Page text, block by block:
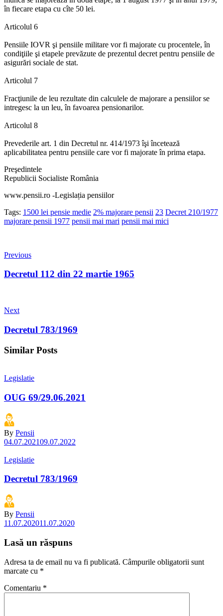
în fiecare etapa cu cîte 50 lei.
Articolul 6
Pensiile IOVR şi pensiile militare vor fi majorate cu procentele, în
condiţiile şi etapele prevăzute de prezentul decret pentru pensiile de
asigurări sociale de stat.
Articolul 7
Fracţiunile de leu rezultate din calculele de majorare a pensiilor se
intregesc la un leu, în favoarea pensionarilor.
Articolul 8
Prevederile art. 1 din Decretul nr. 414/1973 îşi încetează
aplicabilitatea pentru pensiile care vor fi majorate în prima etapa.
Preşedintele
Republicii Socialiste România
www.pensii.ro -Legislația pensiilor
Tags: 1500 lei pensie medie 2% majorare pensii 23 Decret 210/1977
majorare pensii 1977 pensii mai mari pensii mai mici
Previous
Decretul 112 din 22 martie 1965
Next
Decretul 783/1969
Similar Posts
Legislatie
OUG 69/29.06.2021
By Pensii
04.07.202109.07.2022
Legislatie
Decretul 783/1969
By Pensii
11.07.202011.07.2020
Lasă un răspuns
Adresa ta de email nu va fi publicată. Câmpurile obligatorii sunt
marcate cu *
Comentariu *